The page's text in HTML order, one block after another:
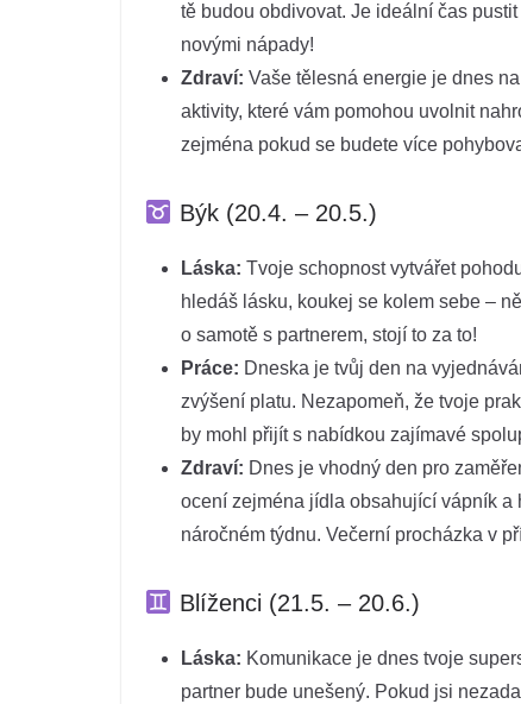
tě budou obdivovat. Je ideální čas
novými nápady!
Zdraví: Vaše tělesná energie je dnes
aktivity, které vám pomohou uvolnit
zejména pokud se budete více
Býk (20.4. – 20.5.)
Láska: Tvoje schopnost vytvářet
hledáš lásku, koukej se kolem sebe –
o samotě s partnerem, stojí to za to!
Práce: Dneska je tvůj den na
zvýšení platu. Nezapomeň, že tvoje
by mohl přijít s nabídkou zajímavé
Zdraví: Dnes je vhodný den pro
ocení zejména jídla obsahující vápník
náročném týdnu. Večerní procházka v
Blíženci (21.5. – 20.6.)
Láska: Komunikace je dnes tvoje
partner bude unešený. Pokud jsi